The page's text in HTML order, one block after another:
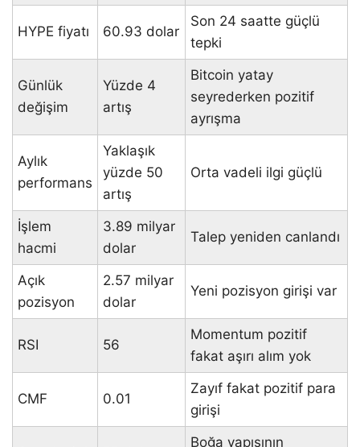
HYPE fiyatı 60.93 dolar
Son 24 saatte güçlü
tepki
Günlük
değişim
Yüzde 4
artış
Bitcoin yatay
seyrederken pozitif
ayrışma
Aylık
performans
Yaklaşık
yüzde 50
artış
Orta vadeli ilgi güçlü
İşlem
hacmi
3.89 milyar
dolar
Talep yeniden canlandı
Açık
pozisyon
2.57 milyar
dolar
Yeni pozisyon girişi var
RSI 56
Momentum pozitif
fakat aşırı alım yok
CMF 0.01
Zayıf fakat pozitif para
girişi
Boğa yapısının